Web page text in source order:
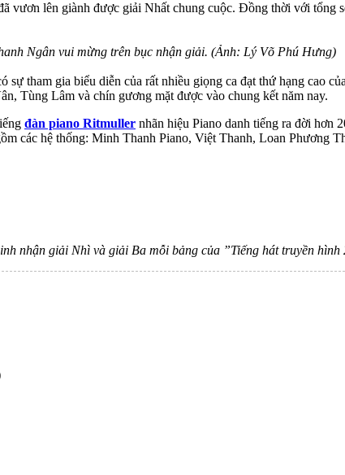
vươn lên giành được giải Nhất chung cuộc. Đồng thời với tổng
Ngân vui mừng trên bục nhận giải. (Ảnh: Lý Võ Phú Hưng)
tham gia biểu diễn của rất nhiều giọng ca đạt thứ hạng cao
Tùng Lâm và chín gương mặt được vào chung kết năm nay.
đàn piano Ritmuller nhãn hiệu Piano danh tiếng ra đời hơn
các hệ thống: Minh Thanh Piano, Việt Thanh, Loan Phương
nhận giải Nhì và giải Ba mỗi bảng của ”Tiếng hát truyền hình